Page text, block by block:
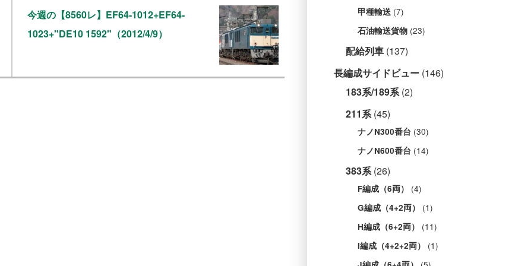
今週の【8560レ】EF64-1012+EF64-
1023+"DE10 1592"（2012/4/9）
甲種輸送 (7)
石油輸送貨物 (23)
配給列車 (137)
長編成サイドビュー (146)
183系/189系(2)
211系(45)
ナノN300番台 (30)
ナノN600番台 (14)
383系(26)
F編成（6両） (4)
G編成（4+2両） (1)
H編成（6+2両） (11)
I編成（4+2+2両） (1)